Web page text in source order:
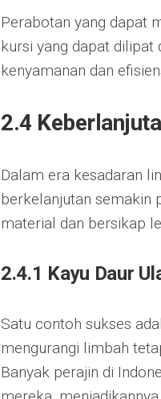
Perabotan yang dapat
kursi yang dapat dilipat
kenyamanan dan
2.4
Dalam era kesadaran
berkelanjutan semakin
material dan bersikap
2.4.1 Kayu Daur
Satu contoh sukses
mengurangi limbah
Banyak perajin di